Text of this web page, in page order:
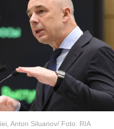
Anton Siluanov/ Foto: RIA